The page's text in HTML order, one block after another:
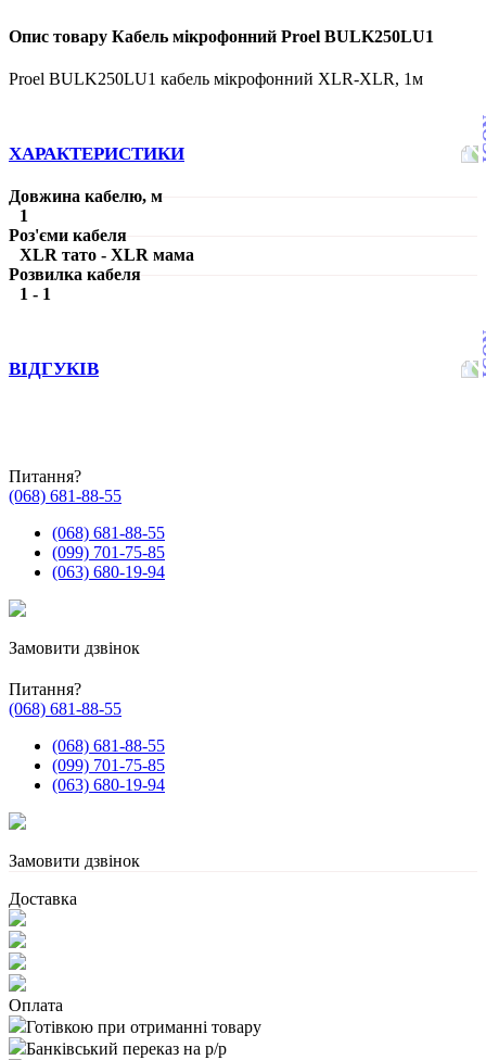
Опис товару Кабель мікрофонний Proel BULK250LU1
Proel BULK250LU1 кабель мікрофонний XLR-XLR, 1м
ХАРАКТЕРИСТИКИ
Довжина кабелю, м
1
Роз'єми кабеля
XLR тато - XLR мама
Розвилка кабеля
1 - 1
ВІДГУКІВ
Питання?
(068) 681-88-55
(068) 681-88-55
(099) 701-75-85
(063) 680-19-94
Замовити дзвінок
Питання?
(068) 681-88-55
(068) 681-88-55
(099) 701-75-85
(063) 680-19-94
Замовити дзвінок
Доставка
Оплата
Готівкою при отриманні товару
Банківський переказ на р/р